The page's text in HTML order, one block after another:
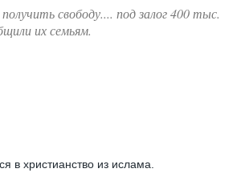
свободу.... под залог 400 тыс.
их семьям.
христианство из ислама.